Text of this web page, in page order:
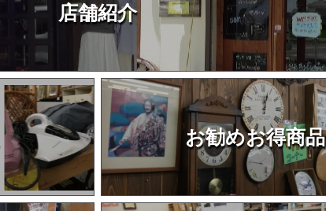
店舗紹介
お勧めお得商品